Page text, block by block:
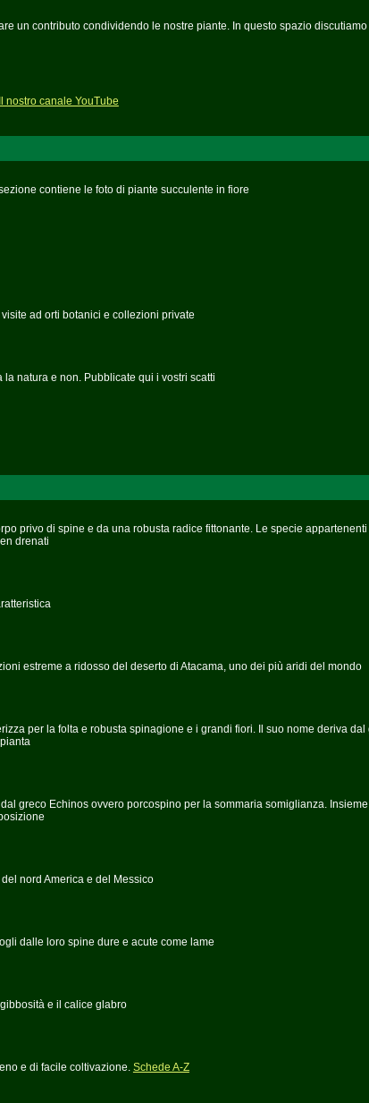
un contributo condividendo le nostre piante. In questo spazio
Il nostro canale YouTube
contiene le foto di piante succulente in fiore
ad orti botanici e collezioni private
natura e non. Pubblicate qui i vostri scatti
privo di spine e da una robusta radice fittonante. Le specie
drenati
estreme a ridosso del deserto di Atacama, uno dei più aridi del mondo
per la folta e robusta spinagione e i grandi fiori. Il suo nome deriva
greco Echinos ovvero porcospino per la sommaria somiglianza.
nord America e del Messico
dalle loro spine dure e acute come lame
e il calice glabro
e di facile coltivazione. Schede A-Z